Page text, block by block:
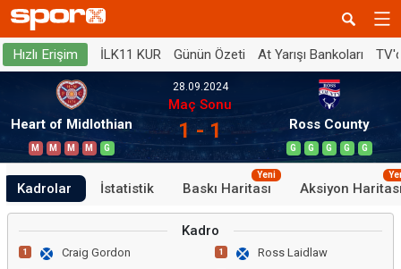
Hızlı Erişim İLK11 KUR Günün Özeti At Yarışı Bankoları
Heart of Midlothian
M M M M G
28.09.2024
Maç Sonu
1 - 1 Ross County
G G G G G
Kadrolar İstatistik Baskı Haritası
Yeni
Aksiyon
Kadro
1 Craig Gordon 1 Ross Laidlaw